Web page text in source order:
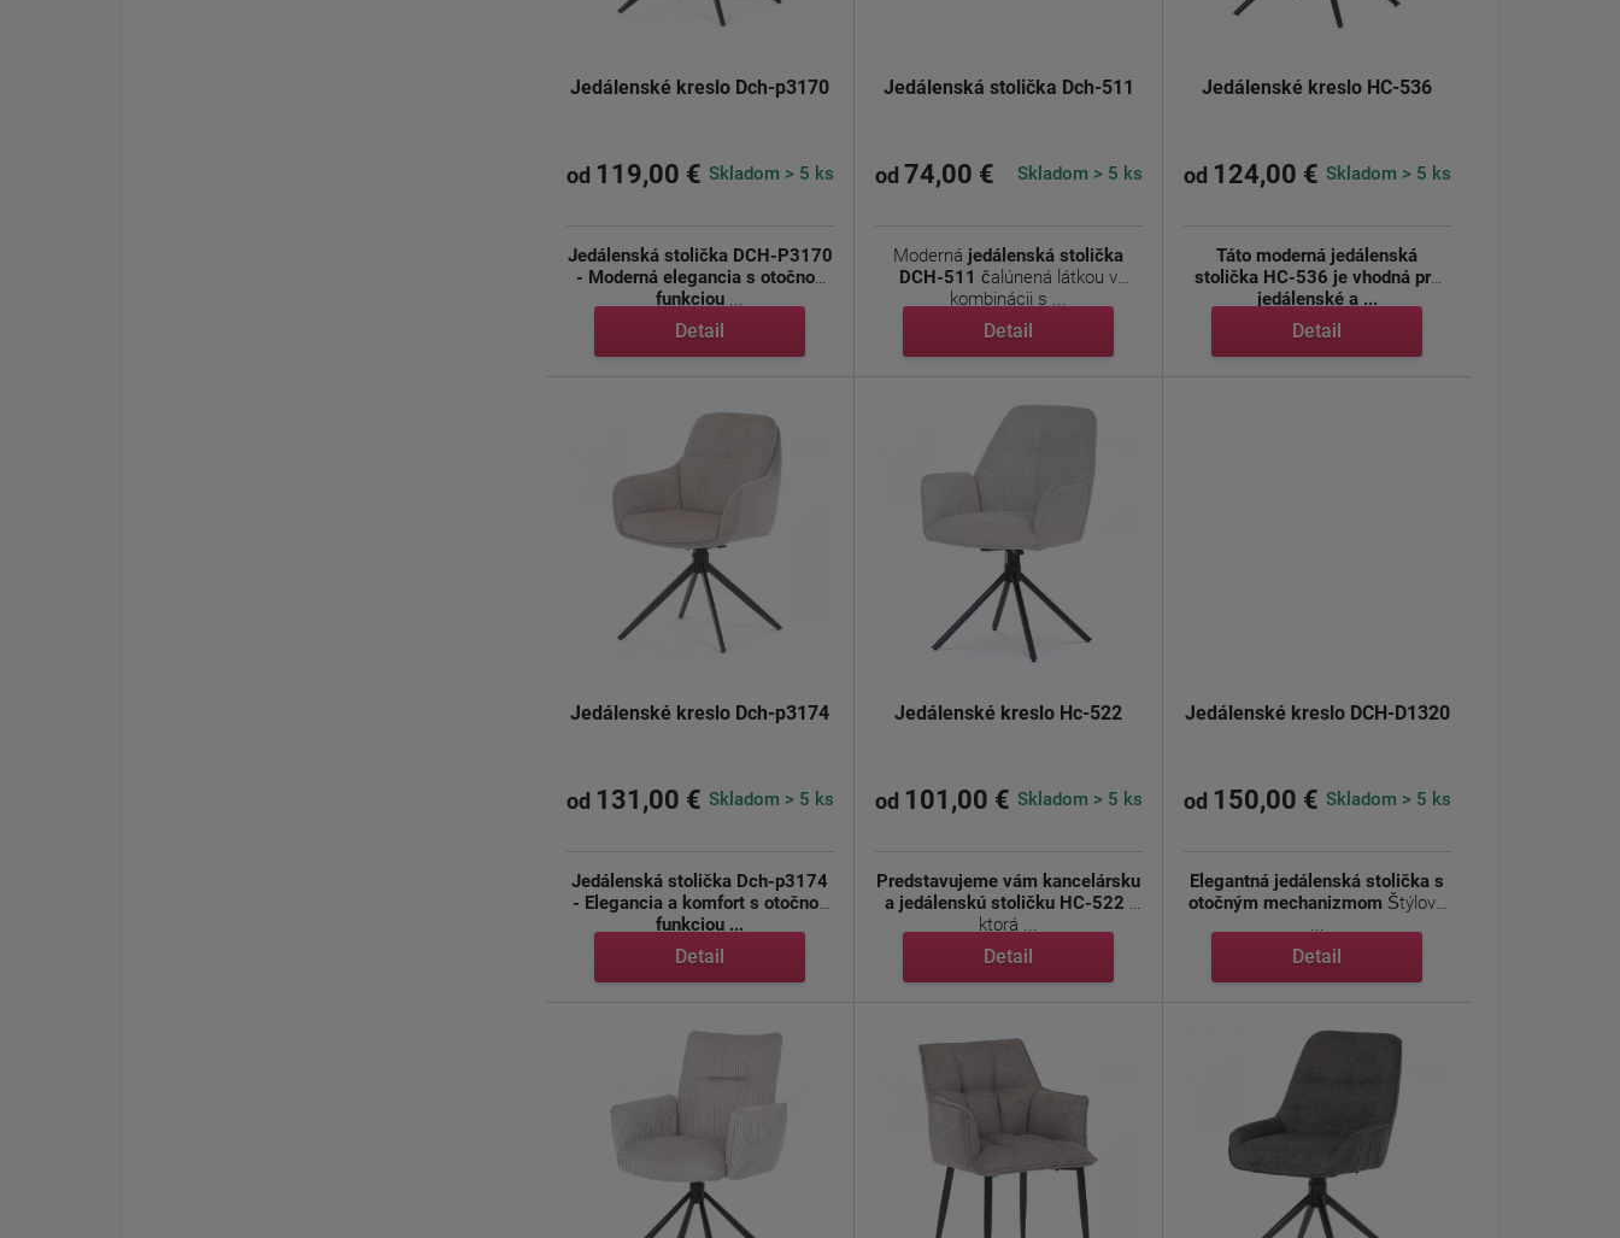
Jedálenské kreslo Dch-p3170
od 119,00 € Skladom > 5 ks
Jedálenská stolička DCH-P3170
- Moderná elegancia s otočnou
funkciou ...
Detail
Jedálenská stolička Dch-511
od 74,00 € Skladom > 5 ks
Moderná jedálenská stolička
DCH-511 čalúnená látkou v
kombinácii s ...
Detail
Jedálenské kreslo HC-536
od 124,00 € Skladom > 5 ks
Táto moderná jedálenská
stolička HC-536 je vhodná pre
jedálenské a ...
Detail
Jedálenské kreslo Dch-p3174
od 131,00 € Skladom > 5 ks
Jedálenská stolička Dch-p3174
- Elegancia a komfort s otočnou
funkciou ...
Detail
Jedálenské kreslo Hc-522
od 101,00 € Skladom > 5 ks
Predstavujeme vám kancelársku
a jedálenskú stoličku HC-522 ,
ktorá ...
Detail
Jedálenské kreslo DCH-D1320
od 150,00 € Skladom > 5 ks
Elegantná jedálenská stolička s
otočným mechanizmom
...
Detail